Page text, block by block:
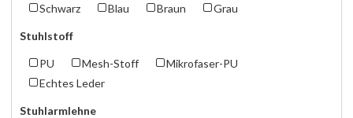
Schwarz Blau Braun Grau
Stuhlstoff
PU Mesh-Stoff
Mikrofaser-PU
Echtes Leder
Stuhlarmlehne